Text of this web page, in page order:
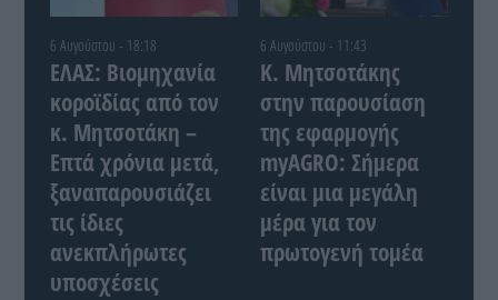
6 Αυγούστου - 18:18
ΕΛΑΣ: Βιομηχανία
κοροϊδίας από τον
κ. Μητσοτάκη –
Επτά χρόνια μετά,
ξαναπαρουσιάζει
τις ίδιες
ανεκπλήρωτες
υποσχέσεις
6 Αυγούστου - 11:43
Κ. Μητσοτάκης
στην παρουσίαση
της εφαρμογής
myAGRO: Σήμερα
είναι μια μεγάλη
μέρα για τον
πρωτογενή τομέα